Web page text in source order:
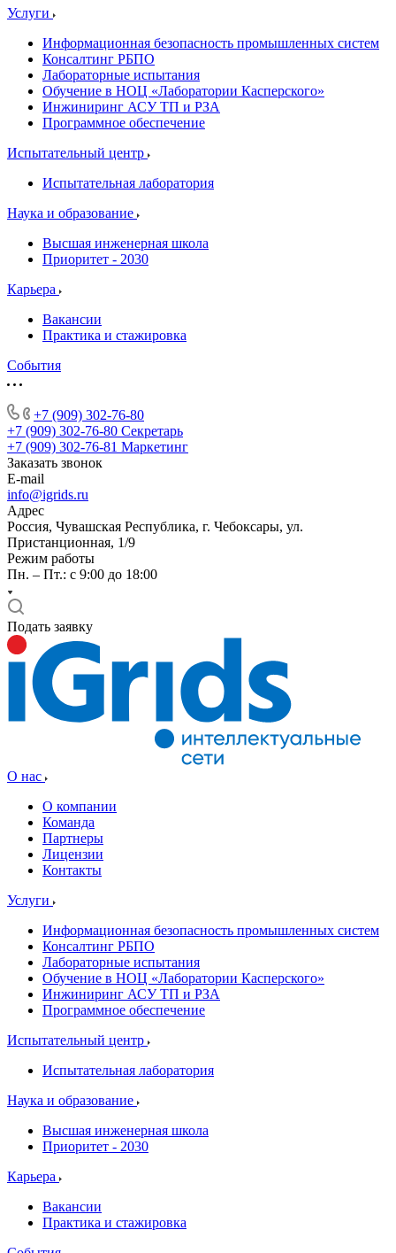
Услуги
Информационная безопасность промышленных систем
Консалтинг РБПО
Лабораторные испытания
Обучение в НОЦ «Лаборатории Касперского»
Инжиниринг АСУ ТП и РЗА
Программное обеспечение
Испытательный центр
Испытательная лаборатория
Наука и образование
Высшая инженерная школа
Приоритет - 2030
Карьера
Вакансии
Практика и стажировка
События
+7 (909) 302-76-80
+7 (909) 302-76-80 Секретарь
+7 (909) 302-76-81 Маркетинг
Заказать звонок
E-mail
info@igrids.ru
Адрес
Россия, Чувашская Республика, г. Чебоксары, ул.
Пристанционная, 1/9
Режим работы
Пн. – Пт.: с 9:00 до 18:00
Подать заявку
О нас
О компании
Команда
Партнеры
Лицензии
Контакты
Услуги
Информационная безопасность промышленных систем
Консалтинг РБПО
Лабораторные испытания
Обучение в НОЦ «Лаборатории Касперского»
Инжиниринг АСУ ТП и РЗА
Программное обеспечение
Испытательный центр
Испытательная лаборатория
Наука и образование
Высшая инженерная школа
Приоритет - 2030
Карьера
Вакансии
Практика и стажировка